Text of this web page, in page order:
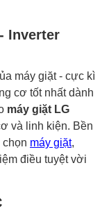
Inverter
máy giặt - cực kì
cơ tốt nhất dành
máy giặt LG
và linh kiện. Bền
chọn máy giặt,
điều tuyệt vời